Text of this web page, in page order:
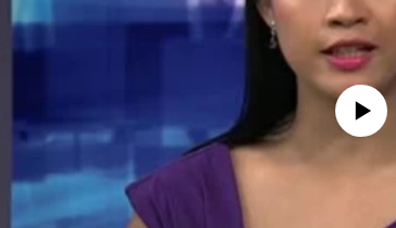
No media source